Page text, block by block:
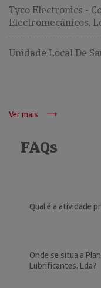
Tyco Electronics -
Electromecânicos,
Unidade Local De
Ver mais
FAQs
Qual é a atividade
Onde se situa a
Lubrificantes, Lda?